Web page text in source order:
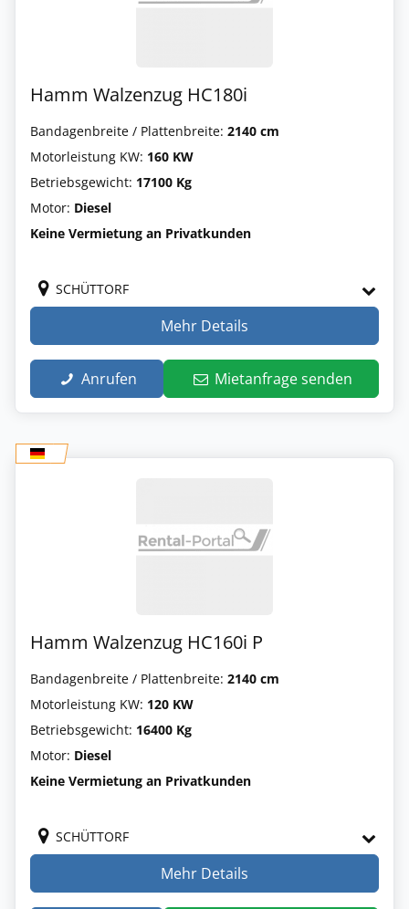
Hamm Walzenzug HC180i
Bandagenbreite / Plattenbreite: 2140 cm
Motorleistung KW: 160 KW
Betriebsgewicht: 17100 Kg
Motor: Diesel
Keine Vermietung an Privatkunden
SCHÜTTORF
Mehr Details
Anrufen Mietanfrage senden
Hamm Walzenzug HC160i P
Bandagenbreite / Plattenbreite: 2140 cm
Motorleistung KW: 120 KW
Betriebsgewicht: 16400 Kg
Motor: Diesel
Keine Vermietung an Privatkunden
SCHÜTTORF
Mehr Details